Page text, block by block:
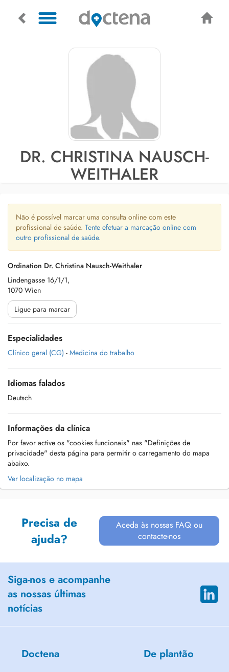
DR. CHRISTINA NAUSCH-
WEITHALER
Não é possível marcar uma consulta online com este
profissional de saúde. Tente efetuar a marcação online com
outro profissional de saúde.
Ordination Dr. Christina Nausch-Weithaler
Lindengasse 16/1/1,
1070 Wien
Ligue para marcar
Especialidades
Clínico geral (CG) - Medicina do trabalho
Idiomas falados
Deutsch
Informações da clínica
Por favor active os "cookies funcionais" nas "Definições de
privacidade" desta página para permitir o carregamento do mapa
abaixo.
Ver localização no mapa
Precisa de
ajuda?
Aceda às nossas FAQ ou
contacte-nos
Siga-nos e acompanhe
as nossas últimas
notícias
Doctena De plantão